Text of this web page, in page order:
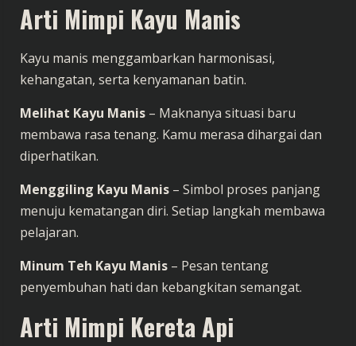
Arti Mimpi Kayu Manis
Kayu manis menggambarkan harmonisasi,
kehangatan, serta kenyamanan batin.
Melihat Kayu Manis – Maknanya situasi baru
membawa rasa tenang. Kamu merasa dihargai dan
diperhatikan.
Menggiling Kayu Manis – Simbol proses panjang
menuju kematangan diri. Setiap langkah membawa
pelajaran.
Minum Teh Kayu Manis – Pesan tentang
penyembuhan hati dan kebangkitan semangat.
Arti Mimpi Kereta Api